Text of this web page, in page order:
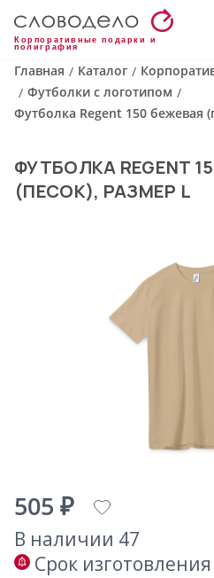
Корпоративные подарки и
полиграфия
Главная / Каталог /
/ Футболки с логотипом /
Футболка Regent 150 бежевая
ФУТБОЛКА REGENT
(ПЕСОК), РАЗМЕР L
505 ₽
В наличии 47
Срок